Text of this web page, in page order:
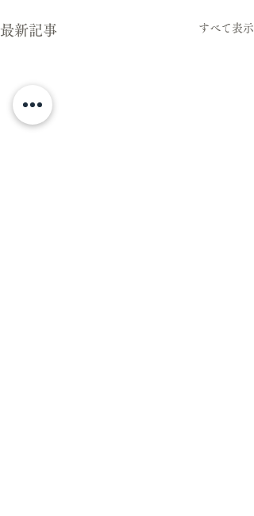
最新記事 すべて表示